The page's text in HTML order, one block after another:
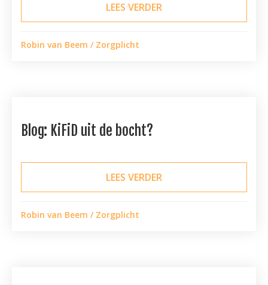
LEES VERDER
Robin van Beem / Zorgplicht
Blog: KiFiD uit de bocht?
LEES VERDER
Robin van Beem / Zorgplicht